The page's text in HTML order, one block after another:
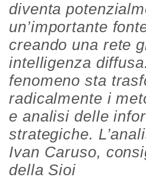
diventa
un’importante
creando una rete
intelligenza
fenomeno sta
radicalmente i
e analisi delle
strategiche.
Ivan Caruso,
della Sioi